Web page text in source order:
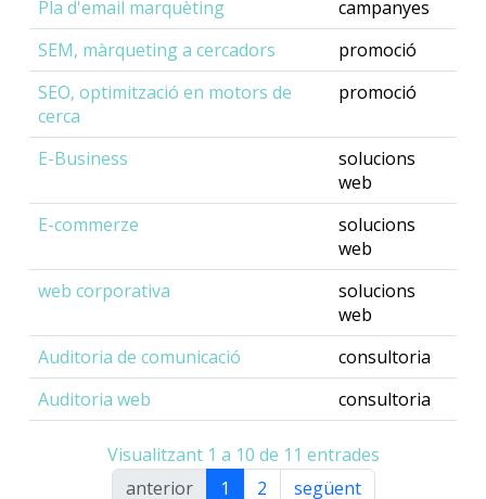
Pla d'email marquèting
campanyes
SEM, màrqueting a cercadors
promoció
SEO, optimització en motors de
cerca
promoció
E-Business
solucions
web
E-commerze
solucions
web
web corporativa
solucions
web
Auditoria de comunicació
consultoria
Auditoria web
consultoria
Visualitzant 1 a 10 de 11 entrades
anterior
1 2 següent